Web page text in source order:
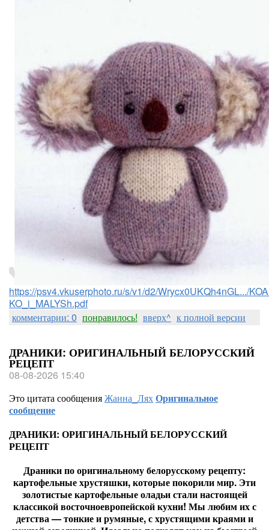
https://psv4.vkuserphoto.ru/s/v1/d2/Wrycx0UKQh4nGL.../
KO_i_MALYSh.pdf
комментарии: 0 понравилось! вверх^ к полной версии
ДРАНИКИ: ОРИГИНАЛЬНЫЙ БЕЛОРУССКИЙ
РЕЦЕПТ
08-08-2026 15:40
Это цитата сообщенияЖанна_ЛяхОригинальное
сообщение
ДРАНИКИ: ОРИГИНАЛЬНЫЙ БЕЛОРУССКИЙ
РЕЦЕПТ
Драники по оригинальному белорусскому рецепту:
картофельные хрустяшки, которые покорили мир. Эти
золотистые картофельные оладьи стали настоящей
классикой восточноевропейской кухни! Мы любим их с
детства — тонкие и румяные, с хрустящими краями и